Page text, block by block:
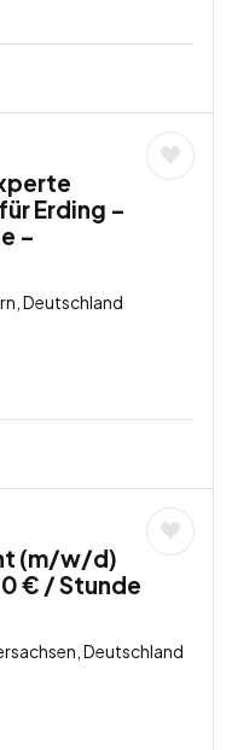
Erding –
–
Deutschland
(m/w/d)
€ / Stunde
Deutschland